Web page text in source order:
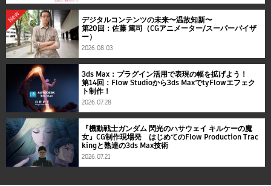
New
デジタルコンテンツの未来〜温故知新〜
第20回：佐藤 篤司（CGアニメーター/スーパーバイザ
ー）
2026.08.03
3ds Max：プラグイン活用で表現の幅を拡げよう！
第14回：Flow Studioから3ds MaxでtyFlowエフェク
ト制作！
2026.07.28
『機動戦士ガンダム 閃光のハサウェイ キルケーの魔
女』CG制作現場発 はじめてのFlow Production Trac
kingと熟達の3ds Max技術
2026.07.21